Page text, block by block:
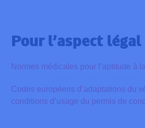
Pour l’aspect légal
Normes médicales pour l’aptitude à
Codes européens d’adaptations du
conditions d’usage du permis de